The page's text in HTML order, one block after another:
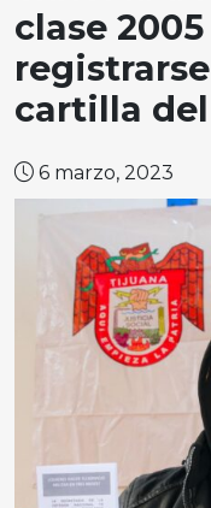
clase
cartilla del
6 marzo, 2023